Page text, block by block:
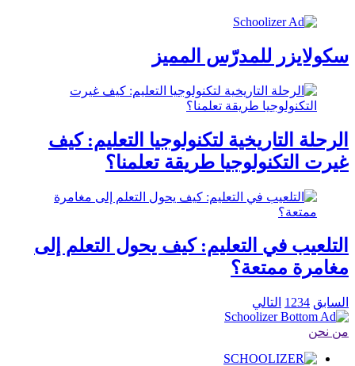
سكولايزر للمدرّس المميز
الرحلة التاريخية لتكنولوجيا التعليم: كيف
غيرت التكنولوجيا طريقة تعلمنا؟
التلعيب في التعليم: كيف يحول التعلم إلى
مغامرة ممتعة؟
السابق 1 234 التالي
من نحن